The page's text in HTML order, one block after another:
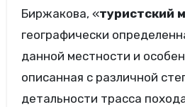
Биржакова, «туристский
географически
данной местности и
описанная с различной
детальности трасса